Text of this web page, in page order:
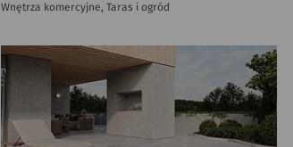
Wnętrza komercyjne, Taras i ogród